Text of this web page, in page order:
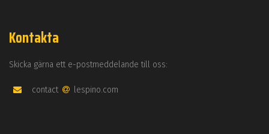
Kontakta
Skicka gärna ett e-postmeddelande till oss:
contact lespino.com